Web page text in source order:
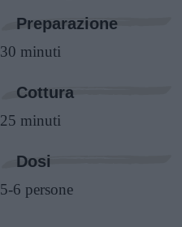
Preparazione
30 minuti
Cottura
25 minuti
Dosi
5-6 persone